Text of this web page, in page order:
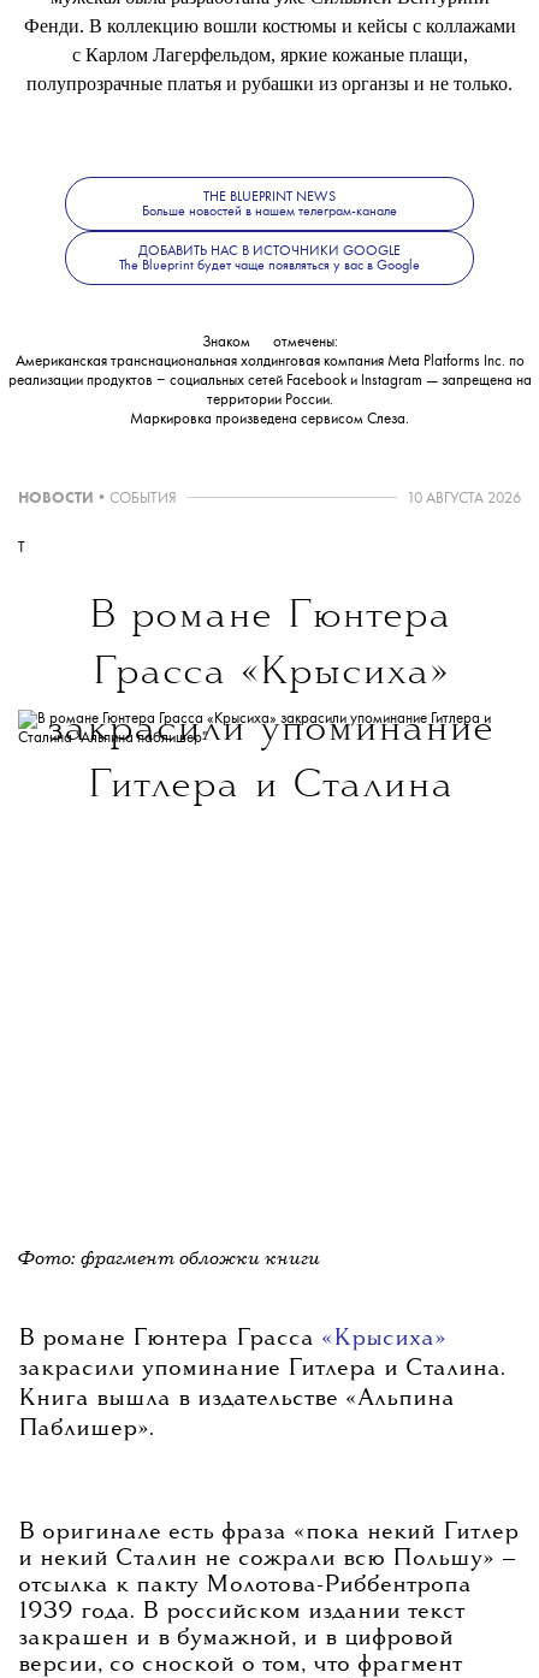
Фенди. В коллекцию вошли костюмы и кейсы с коллажами
с Карлом Лагерфельдом, яркие кожаные плащи,
полупрозрачные платья и рубашки из органзы и не только.
Следующее шоу Fendiпройдет4 июля в Риме, на нем
покажут кутюрную коллекцию бренда.
THE BLUEPRINT NEWS
Больше новостей в нашем телеграм-канале
ДОБАВИТЬ НАС В ИСТОЧНИКИ GOOGLE
The Blueprint будет чаще появляться у вас в Google
Знаком
отмечены:
Американская транснациональная холдинговая компания Meta Platforms Inc. по
реализации продуктов ‒ социальных сетей Facebook и Instagram — запрещена на
территории России.
Маркировка произведена сервисом Слеза.
НОВОСТИ • СОБЫТИЯ 10 АВГУСТА 2026
T
В романе Гюнтера
Грасса «Крысиха»
закрасили упоминание
Гитлера и Сталина
Фото: фрагмент обложки книги
В романе Гюнтера Грасса «Крысиха»
закрасили упоминание Гитлера и Сталина.
Книга вышла в издательстве «Альпина
Паблишер».
В оригинале есть фраза «пока некий Гитлер
и некий Сталин не сожрали всю Польшу» —
отсылка к пакту Молотова-Риббентропа
1939 года. В российском издании текст
закрашен и в бумажной, и в цифровой
версии, со сноской о том, что фрагмент